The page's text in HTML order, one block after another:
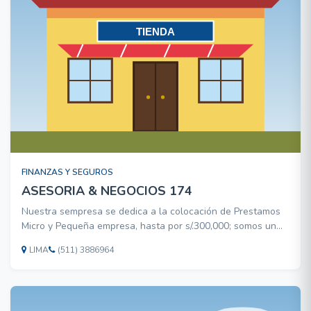
FINANZAS Y SEGUROS
ASESORIA & NEGOCIOS 174
Nuestra sempresa se dedica a la colocación de Prestamos
Micro y Pequeña empresa, hasta por s/.300,000; somos un
LIMA (511) 3886964